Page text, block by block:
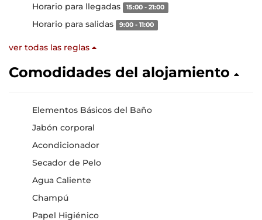
Horario para llegadas 15:00 - 21:00
Horario para salidas 9:00 - 11:00
ver todas las reglas
Comodidades del alojamiento
Elementos Básicos del Baño
Jabón corporal
Acondicionador
Secador de Pelo
Agua Caliente
Champú
Papel Higiénico